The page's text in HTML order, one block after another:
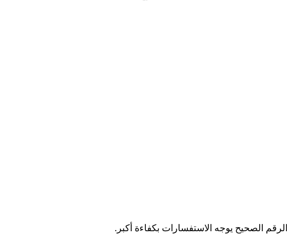
الصحيح يوجه الاستفسارات بكفاءة أكبر.